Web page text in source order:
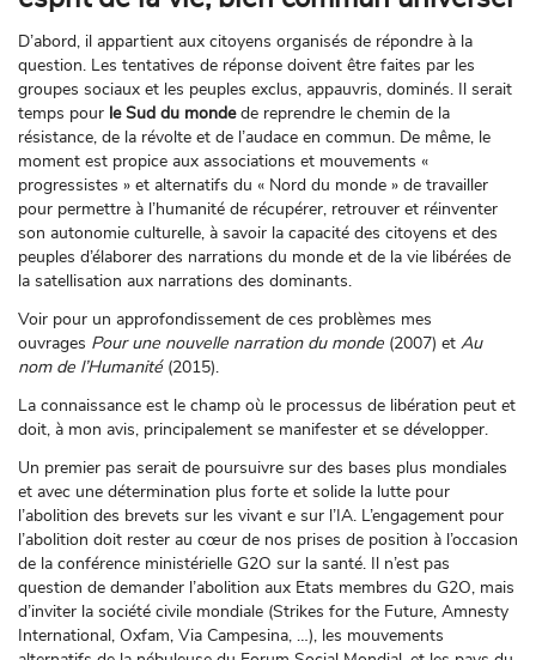
D’abord, il appartient aux citoyens organisés de répondre à la
question. Les tentatives de réponse doivent être faites par les
groupes sociaux et les peuples exclus, appauvris, dominés. Il serait
temps pour le Sud du monde de reprendre le chemin de la
résistance, de la révolte et de l’audace en commun. De même, le
moment est propice aux associations et mouvements «
progressistes » et alternatifs du « Nord du monde » de travailler
pour permettre à l’humanité de récupérer, retrouver et réinventer
son autonomie culturelle, à savoir la capacité des citoyens et des
peuples d’élaborer des narrations du monde et de la vie libérées de
la satellisation aux narrations des dominants.
Voir pour un approfondissement de ces problèmes mes
ouvrages Pour une nouvelle narration du monde (2007) et Au
nom de l’Humanité (2015).
La connaissance est le champ où le processus de libération peut et
doit, à mon avis, principalement se manifester et se développer.
Un premier pas serait de poursuivre sur des bases plus mondiales
et avec une détermination plus forte et solide la lutte pour
l’abolition des brevets sur les vivant e sur l’IA. L’engagement pour
l’abolition doit rester au cœur de nos prises de position à l’occasion
de la conférence ministérielle G2O sur la santé. Il n’est pas
question de demander l’abolition aux Etats membres du G2O, mais
d’inviter la société civile mondiale (Strikes for the Future, Amnesty
International, Oxfam, Via Campesina, …), les mouvements